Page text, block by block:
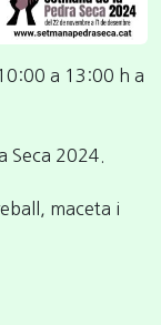
a 13:00 h a
Seca 2024.
maceta i